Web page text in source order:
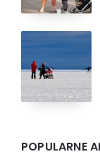
POPULARNE